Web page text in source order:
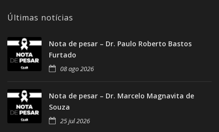
Últimas notícias
Nota de pesar – Dr. Paulo Roberto Bastos
Furtado
08 ago 2026
Nota de pesar – Dr. Marcelo Magnavita de
Souza
25 jul 2026